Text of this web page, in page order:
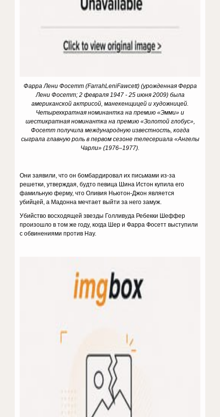
Фарра Лени Фосетт (FarrahLeniFawcett) (урожденная Ферра
Лени Фосетт; 2 февраля 1947 - 25 июня 2009) была
американской актрисой, манекенщицей и художницей.
Четырехкратная номинантка на премию «Эмми» и
шестикратная номинантка на премию «Золотой глобус»,
Фосетт получила международную известность, когда
сыграла главную роль в первом сезоне телесериала «Ангелы
Чарли» (1976–1977).
Они заявили, что он бомбардировал их письмами из-за
решетки, утверждая, будто певица Шина Истон купила его
фамильную ферму, что Оливия Ньютон-Джон является
убийцей, а Мадонна мечтает выйти за него замуж.
Убийство восходящей звезды Голливуда Ребекки Шеффер
произошло в том же году, когда Шер и Фарра Фосетт выступили
с обвинениями против Нау.